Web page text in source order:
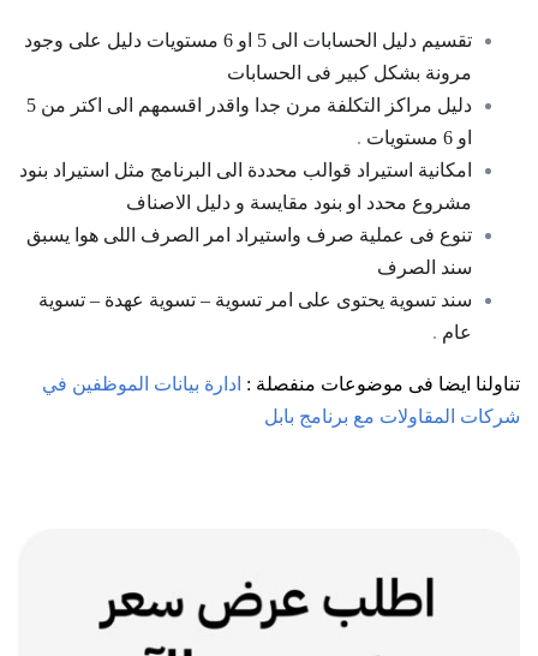
تقسيم دليل الحسابات الى 5 او 6 مستويات دليل على وجود
مرونة بشكل كبير فى الحسابات
دليل مراكز التكلفة مرن جدا واقدر اقسمهم الى اكتر من 5
او 6 مستويات
.
امكانية استيراد قوالب محددة الى البرنامج مثل استيراد بنود
مشروع محدد او بنود مقايسة و دليل الاصناف
تنوع فى عملية صرف واستيراد امر الصرف اللى هوا يسبق
سند الصرف
سند تسوية يحتوى على امر تسوية – تسوية عهدة – تسوية
عام .
تناولنا ايضا فى موضوعات منفصلة : ادارة بيانات الموظفين في
شركات المقاولات مع برنامج بابل